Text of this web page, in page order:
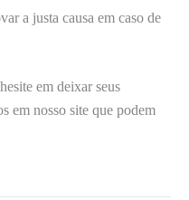
a justa causa em caso de
em deixar seus
em nosso site que podem